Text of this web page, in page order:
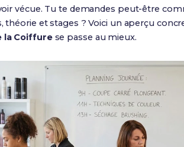
vécue. Tu te demandes peut-être
et stages ? Voici un aperçu
la Coiffurese passe au mieux.